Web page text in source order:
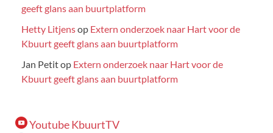
geeft glans aan buurtplatform
Hetty Litjensop Extern onderzoek naar Hart voor de
Kbuurt geeft glans aan buurtplatform
Jan Petitop Extern onderzoek naar Hart voor de
Kbuurt geeft glans aan buurtplatform
Youtube KbuurtTV